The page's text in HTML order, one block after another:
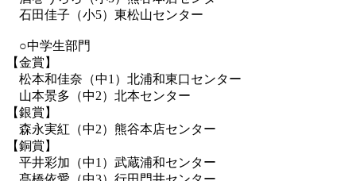
石田佳子（小5）東松山センター
○中学生部門
【金賞】
松本和佳奈（中1）北浦和東口センター
山本景多（中2）北本センター
【銀賞】
森永実紅（中2）熊谷本店センター
【銅賞】
平井彩加（中1）武蔵浦和センター